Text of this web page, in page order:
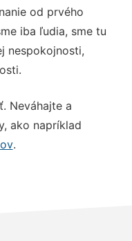
od prvého
iba ľudia, sme tu
nespokojnosti,
Neváhajte a
ako napríklad
.